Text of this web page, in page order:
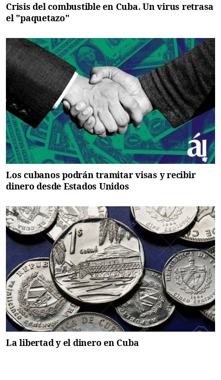
Crisis del combustible en Cuba. Un virus retrasa
el "paquetazo"
Los cubanos podrán tramitar visas y recibir
dinero desde Estados Unidos
La libertad y el dinero en Cuba